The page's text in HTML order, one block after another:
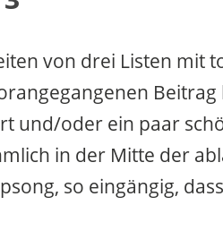
von drei Listen mit
und/oder ein paar
in der Mitte der
so eingängig,